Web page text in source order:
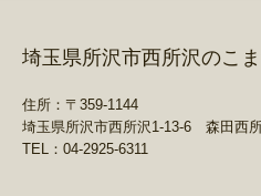
埼玉県所沢市西所沢のこ
住所：〒359-1144
埼玉県所沢市西所沢1-13-6 森田西
TEL：04-2925-6311